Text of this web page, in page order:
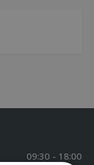
09:30 - 18:00